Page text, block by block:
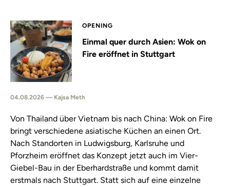
OPENING
Einmal quer durch Asien: Wok on
Fire eröffnet in Stuttgart
04.08.2026 — Kajsa Meth
Von Thailand über Vietnam bis nach China: Wok on Fire
bringt verschiedene asiatische Küchen an einen Ort.
Nach Standorten in Ludwigsburg, Karlsruhe und
Pforzheim eröffnet das Konzept jetzt auch im Vier-
Giebel-Bau in der Eberhardstraße und kommt damit
erstmals nach Stuttgart. Statt sich auf eine einzelne